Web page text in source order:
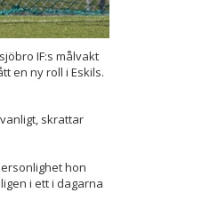
IF:s målvakt
en ny roll i Eskils.
skrattar
hon
i ett i dagarna